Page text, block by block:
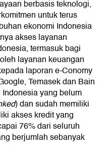
berbasis teknologi,
untuk terus
ekonomi Indonesia
akses layanan
termasuk bagi
layanan keuangan
laporan e-Conomy
Temasek dan Bain
yang belum
) dan sudah memiliki
akses kredit yang
76% dari seluruh
berjumlah sebanyak